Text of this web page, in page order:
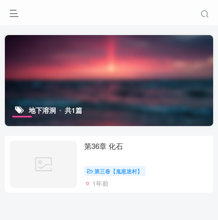
地下溶洞 共1篇
第36章 化石
第三卷【鬼崽迷村】
1年前